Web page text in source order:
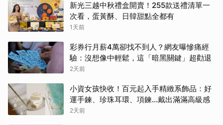
新光三越中秋禮盒開賣！255款送禮清單一
次看，蛋黃酥、日韓甜點全都有
1天前
彩券行月薪4萬卻找不到人？網友曝慘痛經
驗：沒想像中輕鬆，這「暗黑關鍵」超勸退
2天前
小資女孩快收！百元起入手精緻系飾品：好
運手鍊、珍珠耳環、項鍊…戴出滿滿高級感
2天前